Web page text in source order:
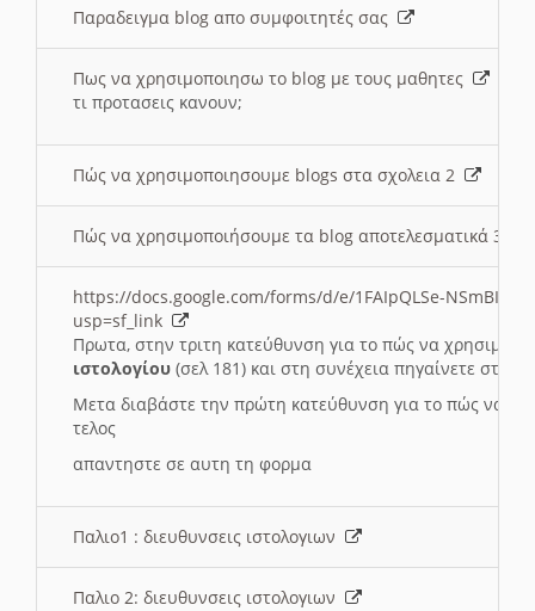
Παραδειγμα blog απο συμφοιτητές σας
Πως να χρησιμοποιησω το blog με τους μαθητες
τι προτασεις κανουν;
Πώς να χρησιμοποιησουμε blogs στα σχολεια 2
Πώς να χρησιμοποιήσουμε τα blog αποτελεσματικά 3
https://docs.google.com/forms/d/e/1FAIpQLSe-NSmBI-
usp=sf_link
Πρωτα, στην τριτη κατεύθυνση για το πώς να
ιστολογίου (σελ 181) και στη συνέχεια πηγαίνετε στο
Μετα διαβάστε την πρώτη κατεύθυνση για το πώς να
τελος
απαντηστε σε αυτη τη φορμα
Παλιο1 : διευθυνσεις ιστολογιων
Παλιο 2: διευθυνσεις ιστολογιων